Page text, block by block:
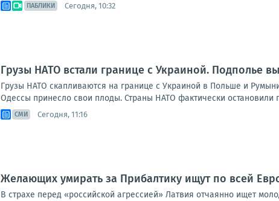
ПАБЛИКИ Сегодня, 10:32
Грузы НАТО встали границе с Украиной. Подполье
Грузы НАТО скапливаются на границе с Украиной в Польше и
Одессы принесло свои плоды. Страны НАТО фактически остановили
СМИ Сегодня, 11:16
Желающих умирать за Прибалтику ищут по всей
В страхе перед «российской агрессией» Латвия отчаянно ищет